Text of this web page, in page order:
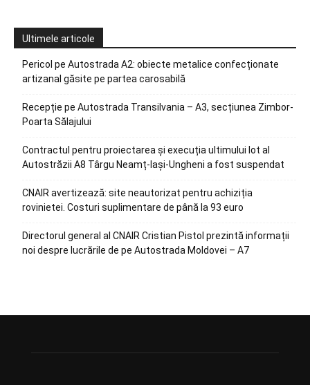
Ultimele articole
Pericol pe Autostrada A2: obiecte metalice confecționate
artizanal găsite pe partea carosabilă
Recepție pe Autostrada Transilvania – A3, secțiunea Zimbor-
Poarta Sălajului
Contractul pentru proiectarea și execuția ultimului lot al
Autostrăzii A8 Târgu Neamț-Iași-Ungheni a fost suspendat
CNAIR avertizează: site neautorizat pentru achiziția
rovinietei. Costuri suplimentare de până la 93 euro
Directorul general al CNAIR Cristian Pistol prezintă informații
noi despre lucrările de pe Autostrada Moldovei – A7